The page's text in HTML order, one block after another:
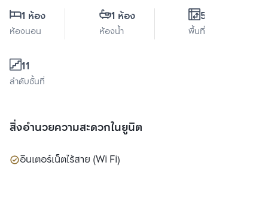
1 ห้อง
ห้องนอน
1 ห้อง
ห้องน้ำ
55 ตร.ม.
พื้นที่ใช้สอย
11
ลำดับชั้นที่
สิ่งอำนวยความสะดวกในยูนิต
อินเตอร์เน็ตไร้สาย (Wi Fi)